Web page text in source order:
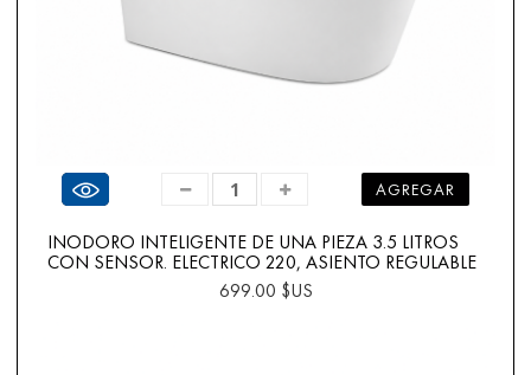
Ver producto AGREGAR
INODORO INTELIGENTE DE UNA PIEZA 3.5 LITROS
CON SENSOR. ELECTRICO 220, ASIENTO REGULABLE
699.00 $US